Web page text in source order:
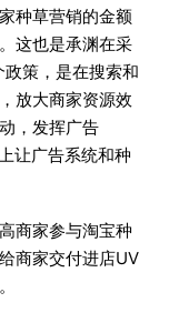
种草营销的金额
这也是承渊在采
策，是在搜索和
放大商家资源效
，发挥广告
让广告系统和种
商家参与淘宝种
商家交付进店UV